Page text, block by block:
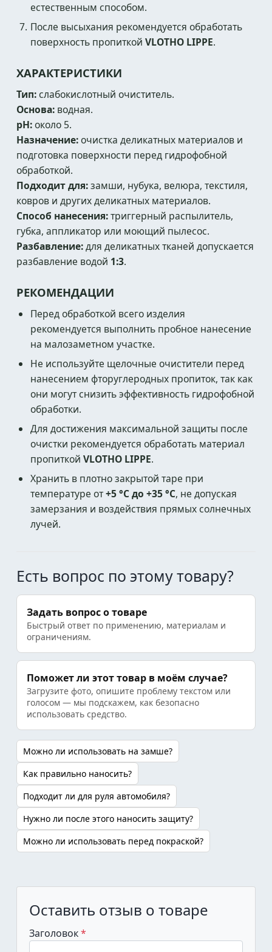
естественным способом.
После высыхания рекомендуется обработать
поверхность пропиткойVLOTHO LIPPE.
ХАРАКТЕРИСТИКИ
Тип:слабокислотный очиститель.
Основа: водная.
pH:около 5.
Назначение:очистка деликатных материалов и
подготовка поверхности перед гидрофобной
обработкой.
Подходит для:замши, нубука, велюра, текстиля,
ковров и других деликатных материалов.
Способ нанесения:триггерный распылитель,
губка, аппликатор или моющий пылесос.
Разбавление:для деликатных тканей допускается
разбавление водой 1:3.
РЕКОМЕНДАЦИИ
Перед обработкой всего изделия
рекомендуется выполнить пробное нанесение
на малозаметном участке.
Не используйте щелочные очистители перед
нанесением фторуглеродных пропиток, так как
они могут снизить эффективность гидрофобной
обработки.
Для достижения максимальной защиты после
очистки рекомендуется обработать материал
пропиткойVLOTHO LIPPE.
Хранить в плотно закрытой таре при
температуре от+5 °C до +35 °C, не допуская
замерзания и воздействия прямых солнечных
лучей.
Есть вопрос по этому товару?
Задать вопрос о товаре
Быстрый ответ по применению, материалам и
ограничениям.
Поможет ли этот товар в моём случае?
Загрузите фото, опишите проблему текстом или
голосом — мы подскажем, как безопасно
использовать средство.
Можно ли использовать на замше?
Как правильно наносить?
Подходит ли для руля автомобиля?
Нужно ли после этого наносить защиту?
Можно ли использовать перед покраской?
Оставить отзыв о товаре
Заголовок